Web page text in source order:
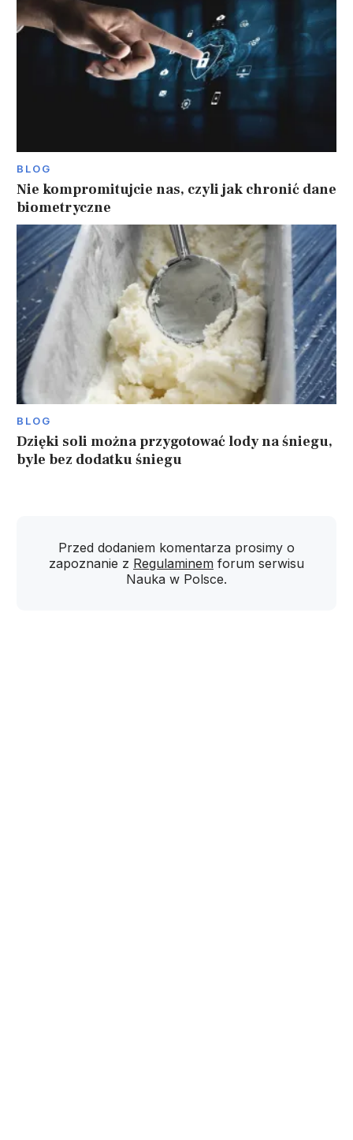
BLOG
Nie kompromitujcie nas, czyli jak chronić dane
biometryczne
BLOG
Dzięki soli można przygotować lody na śniegu,
byle bez dodatku śniegu
Przed dodaniem komentarza prosimy o
zapoznanie z Regulaminem forum serwisu
Nauka w Polsce.